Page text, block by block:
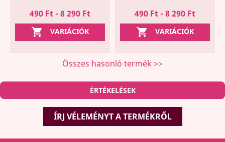
490 Ft - 8 290 Ft
 VARIÁCIÓK
490 Ft - 8 290 Ft
 VARIÁCIÓK
Összes hasonló termék >>
ÉRTÉKELÉSEK
ÍRJ VÉLEMÉNYT A TERMÉKRŐL